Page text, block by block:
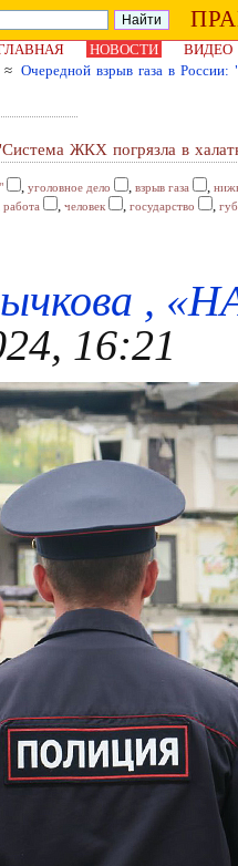
НОВОСТИ
ВИДЕО
≈ Очередной взрыв газа в
ЖКХ погрязла в
, уголовное дело , взрыв газа ,
работа , человек , государство ,
,
16:21